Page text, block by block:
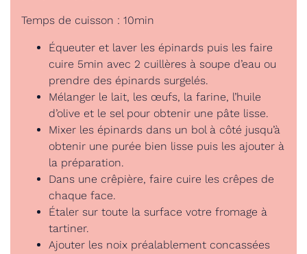
Temps de cuisson : 10min
Équeuter et laver les épinards puis les faire
cuire 5min avec 2 cuillères à soupe d’eau ou
prendre des épinards surgelés.
Mélanger le lait, les œufs, la farine, l’huile
d’olive et le sel pour obtenir une pâte lisse.
Mixer les épinards dans un bol à côté jusqu’à
obtenir une purée bien lisse puis les ajouter à
la préparation.
Dans une crêpière, faire cuire les crêpes de
chaque face.
Étaler sur toute la surface votre fromage à
tartiner.
Ajouter les noix préalablement concassées